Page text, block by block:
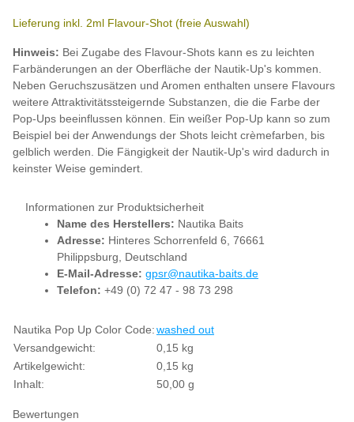
Lieferung inkl. 2ml Flavour-Shot (freie Auswahl)
Hinweis: Bei Zugabe des Flavour-Shots kann es zu leichten
Farbänderungen an der Oberfläche der Nautik-Up's kommen.
Neben Geruchszusätzen und Aromen enthalten unsere Flavours
weitere Attraktivitätssteigernde Substanzen, die die Farbe der
Pop-Ups beeinflussen können. Ein weißer Pop-Up kann so zum
Beispiel bei der Anwendungs der Shots leicht crèmefarben, bis
gelblich werden. Die Fängigkeit der Nautik-Up's wird dadurch in
keinster Weise gemindert.
Informationen zur Produktsicherheit
Name des Herstellers: Nautika Baits
Adresse: Hinteres Schorrenfeld 6, 76661
Philippsburg, Deutschland
E-Mail-Adresse: gpsr@nautika-baits.de
Telefon: +49 (0) 72 47 - 98 73 298
Produkteigenschaft
Wert
Nautika Pop Up Color Code:washed out
Versandgewicht:
0,15 kg
Artikelgewicht:
0,15 kg
Inhalt:
50,00 g
Bewertungen